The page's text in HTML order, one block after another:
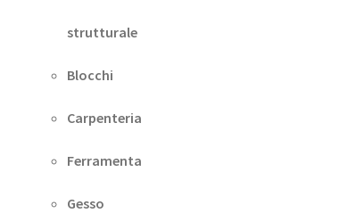
strutturale
Blocchi
Carpenteria
Ferramenta
Gesso